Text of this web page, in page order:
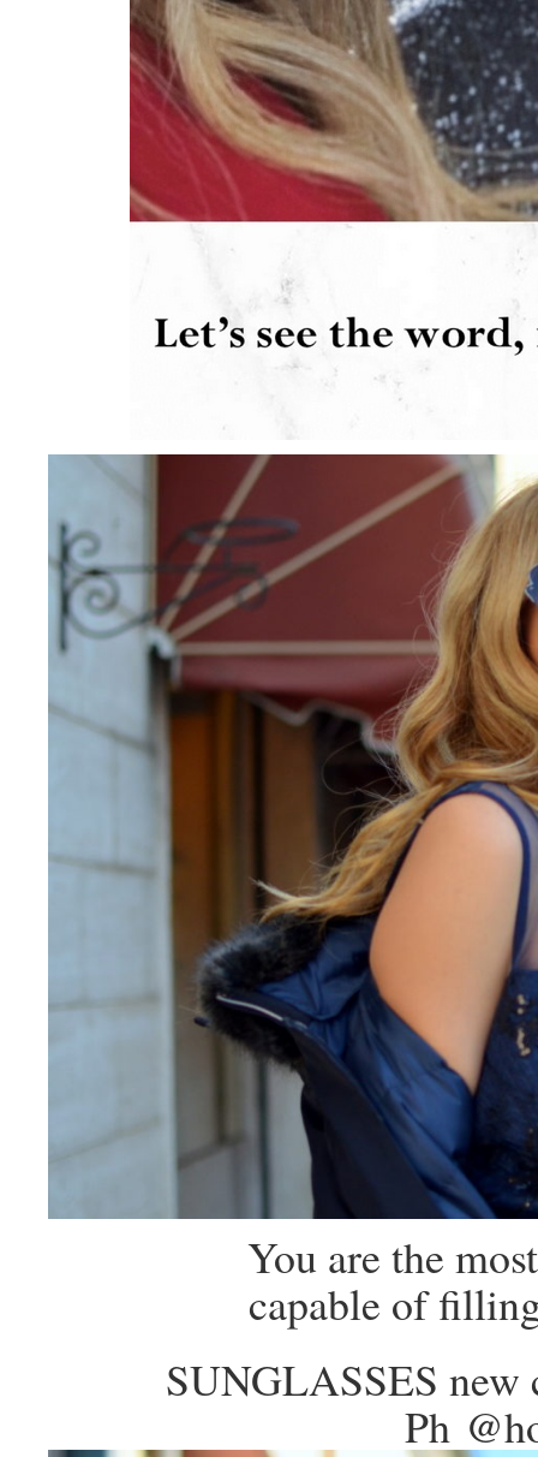
You are the
capable of
SUNGLASSES
Ph